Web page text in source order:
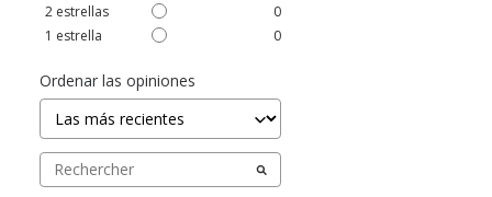
2 estrellas
0
1 estrella 0
Ordenar las opiniones